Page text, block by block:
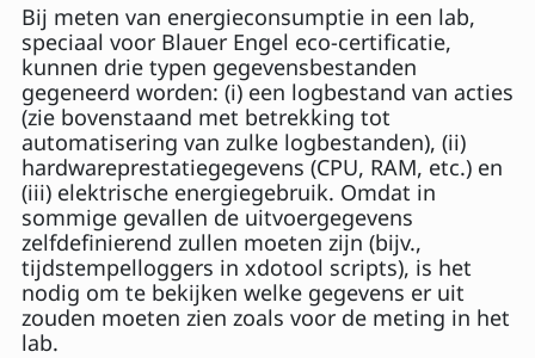
Bij meten van energieconsumptie in een lab,
speciaal voor Blauer Engel eco-certificatie,
kunnen drie typen gegevensbestanden
gegeneerd worden: (i) een logbestand van acties
(zie bovenstaand met betrekking tot
automatisering van zulke logbestanden), (ii)
hardwareprestatiegegevens (CPU, RAM, etc.) en
(iii) elektrische energiegebruik. Omdat in
sommige gevallen de uitvoergegevens
zelfdefinierend zullen moeten zijn (bijv.,
tijdstempelloggers in xdotool scripts), is het
nodig om te bekijken welke gegevens er uit
zouden moeten zien zoals voor de meting in het
lab.